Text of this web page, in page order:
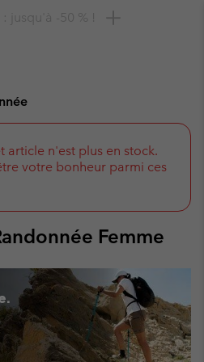
% à saisir
article n'est plus en stock.
votre bonheur parmi ces
Femme